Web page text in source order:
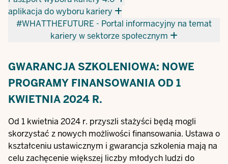
aplikacja do wyboru kariery
#WHATTHEFUTURE - Portal informacyjny na temat
kariery w sektorze społecznym
GWARANCJA SZKOLENIOWA: NOWE
PROGRAMY FINANSOWANIA OD 1
KWIETNIA 2024 R.
Od 1 kwietnia 2024 r. przyszli stażyści będą mogli
skorzystać z nowych możliwości finansowania. Ustawa o
kształceniu ustawicznym i gwarancja szkolenia mają na
celu zachęcenie większej liczby młodych ludzi do